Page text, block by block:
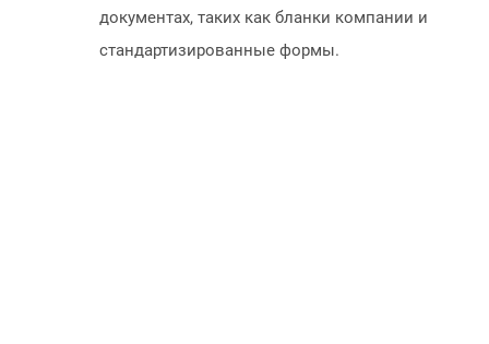
документах, таких как бланки компании и
стандартизированные формы.